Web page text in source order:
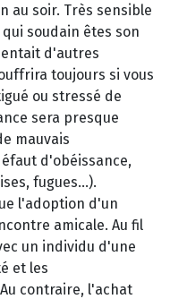
au soir. Très sensible
soudain êtes son
d'autres
toujours si vous
ou stressé de
sera presque
mauvais
d'obéissance,
fugues...).
l'adoption d'un
amicale. Au fil
un individu d'une
et les
contraire, l'achat